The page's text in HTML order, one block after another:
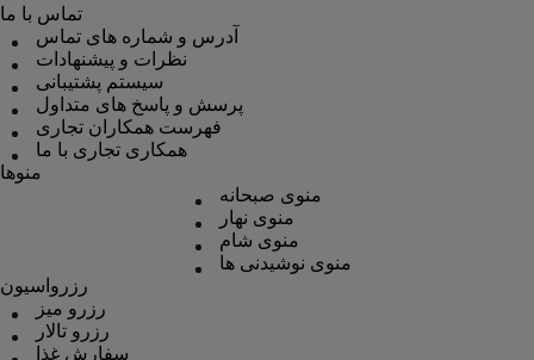
تماس با ما
آدرس و شماره های تماس
نظرات و پیشنهادات
سیستم پشتیبانی
پرسش و پاسخ های متداول
فهرست همکاران تجاری
همکاری تجاری با ما
منوها
منوی صبحانه
منوی نهار
منوی شام
منوی نوشیدنی ها
رزرواسیون
رزرو میز
رزرو تالار
سفارش غذا